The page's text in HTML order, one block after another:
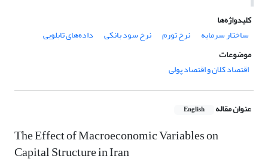
کلیدواژه‌ها
ساختار سرمایه
نرخ تورم نرخ سود بانکی
داده‌های تابلویی
موضوعات
اقتصاد کلان و اقتصاد پولی
عنوان مقاله English
The Effect of Macroeconomic Variables on
Capital Structure in Iran